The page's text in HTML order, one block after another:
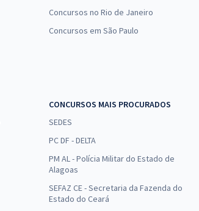
Concursos no Rio de Janeiro
Concursos em São Paulo
CONCURSOS MAIS PROCURADOS
SEDES
PC DF - DELTA
PM AL - Polícia Militar do Estado de
Alagoas
SEFAZ CE - Secretaria da Fazenda do
Estado do Ceará